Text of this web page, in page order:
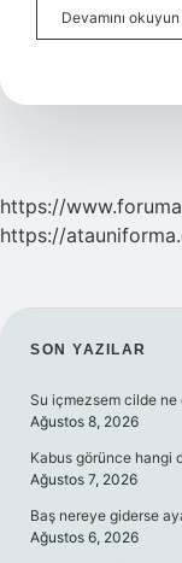
Devamını okuyun
https://
https://
SON YAZILAR
Su içmezsem cilde ne
Ağustos 8, 2026
Kabus görünce hangi
Ağustos 7, 2026
Baş nereye giderse
Ağustos 6, 2026